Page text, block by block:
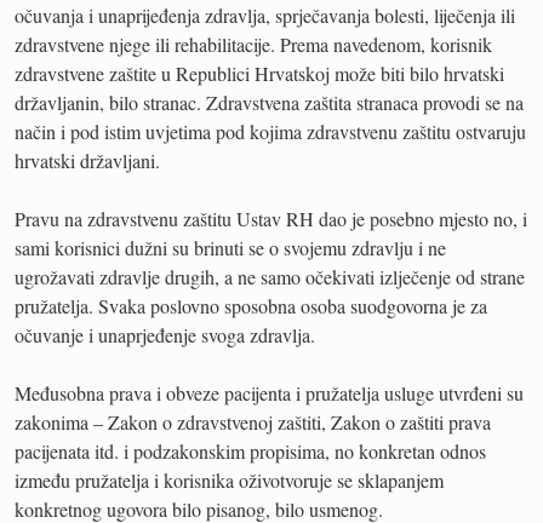
očuvanja i unaprijeđenja zdravlja, sprječavanja bolesti, liječenja ili
zdravstvene njege ili rehabilitacije. Prema navedenom, korisnik
zdravstvene zaštite u Republici Hrvatskoj može biti bilo hrvatski
državljanin, bilo stranac. Zdravstvena zaštita stranaca provodi se na
način i pod istim uvjetima pod kojima zdravstvenu zaštitu ostvaruju
hrvatski državljani.
Pravu na zdravstvenu zaštitu Ustav RH dao je posebno mjesto no, i
sami korisnici dužni su brinuti se o svojemu zdravlju i ne
ugrožavati zdravlje drugih, a ne samo očekivati izlječenje od strane
pružatelja. Svaka poslovno sposobna osoba suodgovorna je za
očuvanje i unaprjeđenje svoga zdravlja.
Međusobna prava i obveze pacijenta i pružatelja usluge utvrđeni su
zakonima – Zakon o zdravstvenoj zaštiti, Zakon o zaštiti prava
pacijenata itd. i podzakonskim propisima, no konkretan odnos
između pružatelja i korisnika oživotvoruje se sklapanjem
konkretnog ugovora bilo pisanog, bilo usmenog.